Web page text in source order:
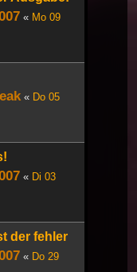
« Mo 09
« Do 05
« Di 03
der fehler
« Do 29